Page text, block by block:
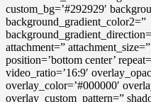
custom_bg=’#292929′
background_gradient_color2=”
attachment=”
position=’bottom center’
video_ratio=’16:9′
overlay_color=’#000000′
overlay_custom_pattern=”